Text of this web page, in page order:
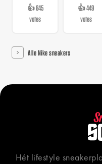
👍 845
votes
👍 449
votes
Alle Nike sneakers
Hét lifestyle